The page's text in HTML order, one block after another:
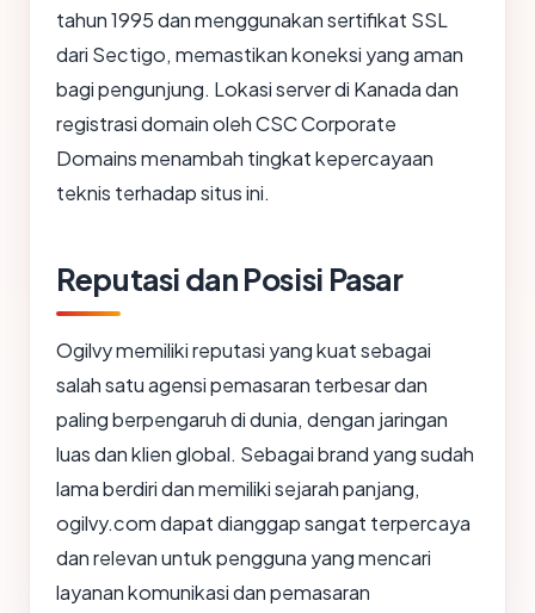
tahun 1995 dan menggunakan sertifikat SSL
dari Sectigo, memastikan koneksi yang aman
bagi pengunjung. Lokasi server di Kanada dan
registrasi domain oleh CSC Corporate
Domains menambah tingkat kepercayaan
teknis terhadap situs ini.
Reputasi dan Posisi Pasar
Ogilvy memiliki reputasi yang kuat sebagai
salah satu agensi pemasaran terbesar dan
paling berpengaruh di dunia, dengan jaringan
luas dan klien global. Sebagai brand yang sudah
lama berdiri dan memiliki sejarah panjang,
ogilvy.com dapat dianggap sangat terpercaya
dan relevan untuk pengguna yang mencari
layanan komunikasi dan pemasaran